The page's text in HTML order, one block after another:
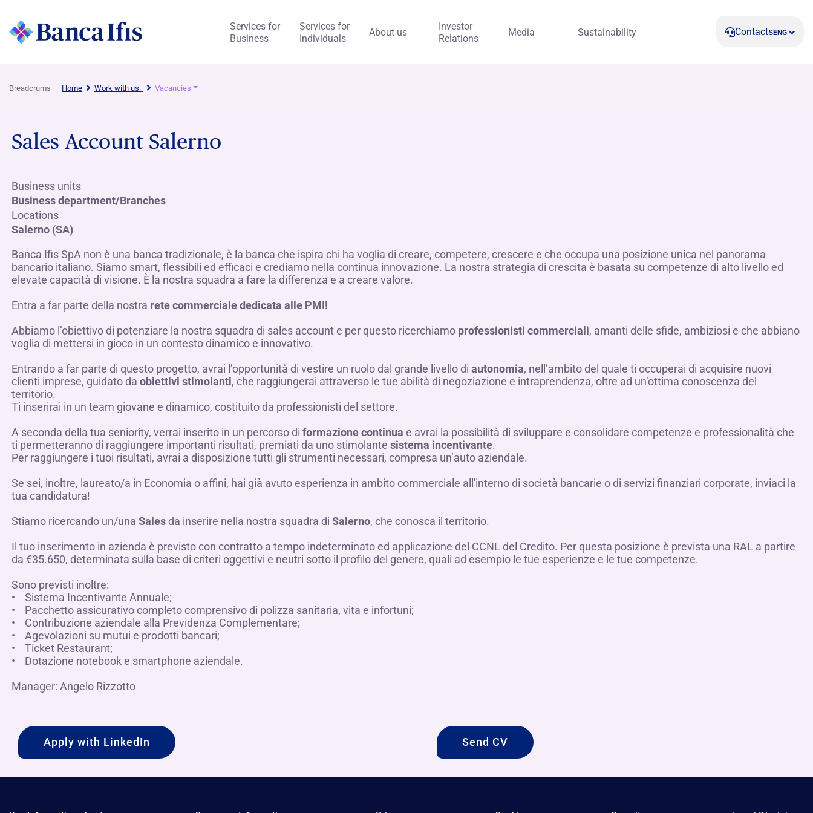
Services for
Business
Services for
Individuals
About us
Investor
Relations
Media Sustainability ContactsENG
Breadcrums Home Work with us Vacancies
Sales Account Salerno
Business units
Business department/Branches
Locations
Salerno (SA)
Banca Ifis SpA non è una banca tradizionale, è la banca che ispira chi ha voglia di creare, competere, crescere e che occupa una posizione unica nel panorama
bancario italiano. Siamo smart, flessibili ed efficaci e crediamo nella continua innovazione. La nostra strategia di crescita è basata su competenze di alto livello ed
elevate capacità di visione. È la nostra squadra a fare la differenza e a creare valore.
Entra a far parte della nostra rete commerciale dedicata alle PMI!
Abbiamo l’obiettivo di potenziare la nostra squadra di sales account e per questo ricerchiamo professionisti commerciali, amanti delle sfide, ambiziosi e che abbiano
voglia di mettersi in gioco in un contesto dinamico e innovativo.
Entrando a far parte di questo progetto, avrai l’opportunità di vestire un ruolo dal grande livello di autonomia, nell’ambito del quale ti occuperai di acquisire nuovi
clienti imprese, guidato da obiettivi stimolanti, che raggiungerai attraverso le tue abilità di negoziazione e intraprendenza, oltre ad un’ottima conoscenza del
territorio.
Ti inserirai in un team giovane e dinamico, costituito da professionisti del settore.
A seconda della tua seniority, verrai inserito in un percorso di formazione continua e avrai la possibilità di sviluppare e consolidare competenze e professionalità che
ti permetteranno di raggiungere importanti risultati, premiati da uno stimolante sistema incentivante.
Per raggiungere i tuoi risultati, avrai a disposizione tutti gli strumenti necessari, compresa un’auto aziendale.
Se sei, inoltre, laureato/a in Economia o affini, hai già avuto esperienza in ambito commerciale all'interno di società bancarie o di servizi finanziari corporate, inviaci la
tua candidatura!
Stiamo ricercando un/una Sales da inserire nella nostra squadra di Salerno, che conosca il territorio.
Il tuo inserimento in azienda è previsto con contratto a tempo indeterminato ed applicazione del CCNL del Credito. Per questa posizione è prevista una RAL a partire
da €35.650, determinata sulla base di criteri oggettivi e neutri sotto il profilo del genere, quali ad esempio le tue esperienze e le tue competenze.
Sono previsti inoltre:
• Sistema Incentivante Annuale;
• Pacchetto assicurativo completo comprensivo di polizza sanitaria, vita e infortuni;
• Contribuzione aziendale alla Previdenza Complementare;
• Agevolazioni su mutui e prodotti bancari;
• Ticket Restaurant;
• Dotazione notebook e smartphone aziendale.
Manager: Angelo Rizzotto